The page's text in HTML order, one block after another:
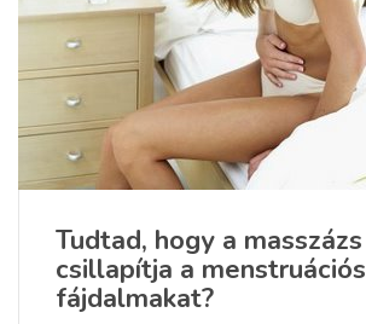
Tudtad, hogy a masszázs
csillapítja a menstruációs
fájdalmakat?